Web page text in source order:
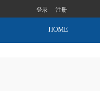
登录 注册
HOME